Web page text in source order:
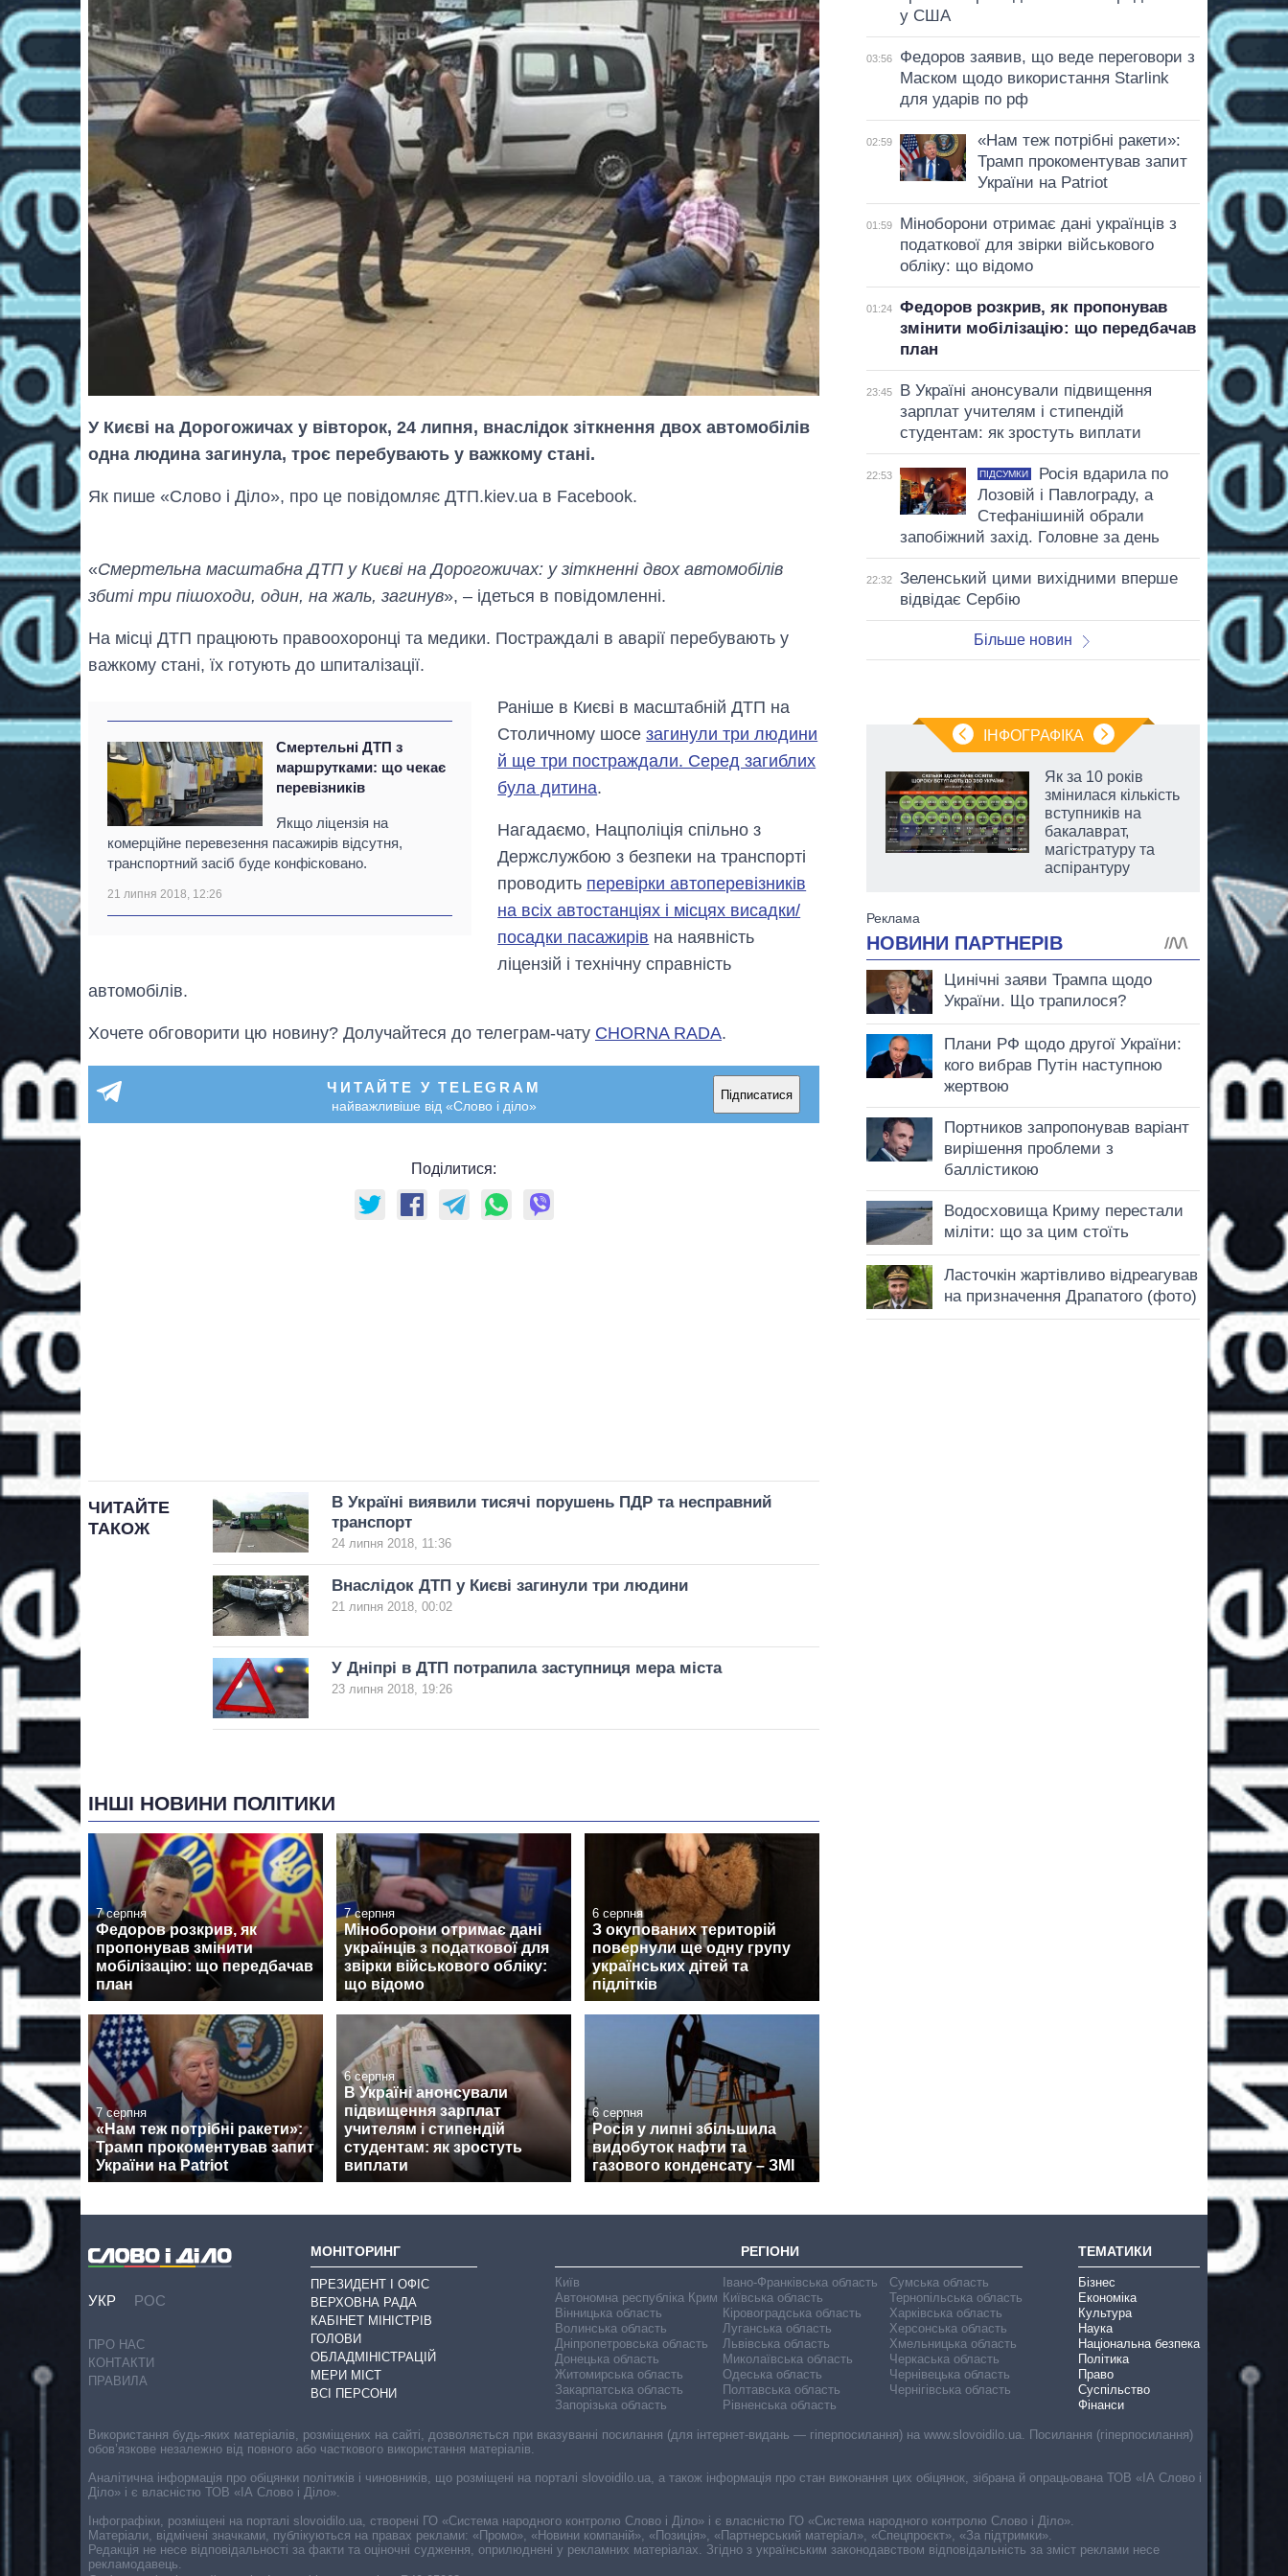
У Києві на Дорогожичах у вівторок, 24 липня, внаслідок зіткнення двох автомобілів
одна людина загинула, троє перебувають у важкому стані.
Як пише «Слово і Діло», про це повідомляє ДТП.kiev.ua в Facebook.
«Смертельна масштабна ДТП у Києві на Дорогожичах: у зіткненні двох автомобілів
збиті три пішоходи, один, на жаль, загинув», – ідеться в повідомленні.
На місці ДТП працюють правоохоронці та медики. Постраждалі в аварії перебувають у
важкому стані, їх готують до шпиталізації.
Смертельні ДТП з
маршрутками: що чекає
перевізників
Якщо ліцензія на
комерційне перевезення пасажирів відсутня,
транспортний засіб буде конфісковано.
21 липня 2018, 12:26
Раніше в Києві в масштабній ДТП на
Столичному шосезагинули три людини
й ще три постраждали. Серед загиблих
була дитина.
Нагадаємо, Нацполіція спільно з
Держслужбою з безпеки на транспорті
проводить перевірки автоперевізників
на всіх автостанціях і місцях висадки/
посадки пасажирів на наявність
ліцензій і технічну справність
автомобілів.
Хочете обговорити цю новину? Долучайтеся до телеграм-чату CHORNA RADA.
ЧИТАЙТЕ У TELEGRAM
найважливіше від «Слово і діло»
Підписатися
Поділитися:
ЧИТАЙТЕ
ТАКОЖ
В Україні виявили тисячі порушень ПДР та несправний
транспорт
24 липня 2018, 11:36
Внаслідок ДТП у Києві загинули три людини
21 липня 2018, 00:02
У Дніпрі в ДТП потрапила заступниця мера міста
23 липня 2018, 19:26
ІНШІ НОВИНИ ПОЛІТИКИ
7 серпня
Федоров розкрив, як
пропонував змінити
мобілізацію: що передбачав
план
7 серпня
Міноборони отримає дані
українців з податкової для
звірки військового обліку:
що відомо
6 серпня
З окупованих територій
повернули ще одну групу
українських дітей та
підлітків
7 серпня
«Нам теж потрібні ракети»:
Трамп прокоментував запит
України на Patriot
6 серпня
В Україні анонсували
підвищення зарплат
учителям і стипендій
студентам: як зростуть
виплати
6 серпня
Росія у липні збільшила
видобуток нафти та
газового конденсату – ЗМІ
у США
03:56
Федоров заявив, що веде переговори з
Маском щодо використання Starlink
для ударів по рф
02:59
«Нам теж потрібні ракети»:
Трамп прокоментував запит
України на Patriot
01:59
Міноборони отримає дані українців з
податкової для звірки військового
обліку: що відомо
01:24
Федоров розкрив, як пропонував
змінити мобілізацію: що передбачав
план
23:45
В Україні анонсували підвищення
зарплат учителям і стипендій
студентам: як зростуть виплати
22:53 ПІДСУМКИ
Росія вдарила по
Лозовій і Павлограду, а
Стефанішиній обрали
запобіжний захід. Головне за день
22:32
Зеленський цими вихідними вперше
відвідає Сербію
Більше новин
ІНФОГРАФІКА
початок серпня
Як за 10 років
змінилася кількість
вступників на
бакалаврат,
магістратуру та
аспірантуру
УКР РОС
ПРО НАС
КОНТАКТИ
ПРАВИЛА
МОНІТОРИНГ
ПРЕЗИДЕНТ І ОФІС
ВЕРХОВНА РАДА
КАБІНЕТ МІНІСТРІВ
ГОЛОВИ
ОБЛАДМІНІСТРАЦІЙ
МЕРИ МІСТ
ВСІ ПЕРСОНИ
РЕГІОНИ
Київ
Автономна республіка Крим
Вінницька область
Волинська область
Дніпропетровська область
Донецька область
Житомирська область
Закарпатська область
Запорізька область
Івано-Франківська область
Київська область
Кіровоградська область
Луганська область
Львівська область
Миколаївська область
Одеська область
Полтавська область
Рівненська область
Сумська область
Тернопільська область
Харківська область
Херсонська область
Хмельницька область
Черкаська область
Чернівецька область
Чернігівська область
ТЕМАТИКИ
Бізнес
Економіка
Культура
Наука
Національна безпека
Політика
Право
Суспільство
Фінанси
Використання будь-яких матеріалів, розміщених на сайті, дозволяється при вказуванні посилання (для інтернет-видань — гіперпосилання) на www.slovoidilo.ua. Посилання (гіперпосилання)
обов’язкове незалежно від повного або часткового використання матеріалів.
Аналітична інформація про обіцянки політиків і чиновників, що розміщені на порталі slovoidilo.ua, а також інформація про стан виконання цих обіцянок, зібрана й опрацьована ТОВ «ІА Слово і
Діло» і є власністю ТОВ «ІА Слово і Діло».
Інфографіки, розміщені на порталі slovoidilo.ua, створені ГО «Система народного контролю Слово і Діло» і є власністю ГО «Система народного контролю Слово і Діло».
Матеріали, відмічені значками, публікуються на правах реклами: «Промо», «Новини компаній», «Позиція», «Партнерський матеріал», «Спецпроєкт», «За підтримки».
Редакція не несе відповідальності за факти та оціночні судження, оприлюднені у рекламних матеріалах. Згідно з українським законодавством відповідальність за зміст реклами несе
рекламодавець.